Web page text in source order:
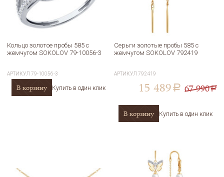
Кольцо золотое пробы 585 с
жемчугом SOKOLOV 79-10056-3
АРТИКУЛ79-10056-3
В корзину Купить в один клик
Серьги золотые пробы 585 с
жемчугом SOKOLOV 792419
АРТИКУЛ792419
15 489 a 67 990a
В корзину Купить в один клик